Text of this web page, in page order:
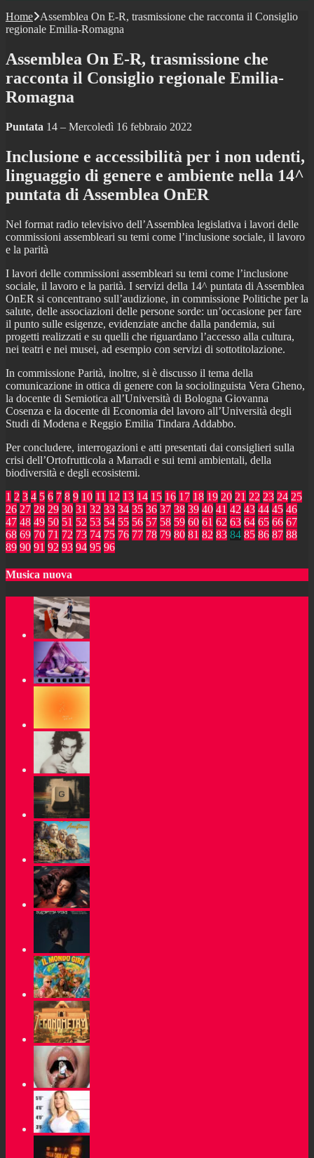
Home
Assemblea On E-R, trasmissione che racconta il Consiglio
regionale Emilia-Romagna
Assemblea On E-R, trasmissione che
racconta il Consiglio regionale Emilia-
Romagna
Puntata 14 – Mercoledì 16 febbraio 2022
Inclusione e accessibilità per i non udenti,
linguaggio di genere e ambiente nella 14^
puntata di Assemblea OnER
Nel format radio televisivo dell’Assemblea legislativa i lavori delle
commissioni assembleari su temi come l’inclusione sociale, il lavoro
e la parità
I lavori delle commissioni assembleari su temi come l’inclusione
sociale, il lavoro e la parità. I servizi della 14^ puntata di Assemblea
OnER si concentrano sull’audizione, in commissione Politiche per la
salute, delle associazioni delle persone sorde: un’occasione per fare
il punto sulle esigenze, evidenziate anche dalla pandemia, sui
progetti realizzati e su quelli che riguardano l’accesso alla cultura,
nei teatri e nei musei, ad esempio con servizi di sottotitolazione.
In commissione Parità, inoltre, si è discusso il tema della
comunicazione in ottica di genere con la sociolinguista Vera Gheno,
la docente di Semiotica all’Università di Bologna Giovanna
Cosenza e la docente di Economia del lavoro all’Università degli
Studi di Modena e Reggio Emilia Tindara Addabbo.
Per concludere, interrogazioni e atti presentati dai consiglieri sulla
crisi dell’Ortofrutticola a Marradi e sui temi ambientali, della
biodiversità e degli ecosistemi.
1 2 3 4 5 6 7 8 9 10 11 12 13 14 15 16 17 18 19 20 21 22 23 24 25
26 27 28 29 30 31 32 33 34 35 36 37 38 39 40 41 42 43 44 45 46
47 48 49 50 51 52 53 54 55 56 57 58 59 60 61 62 63 64 65 66 67
68 69 70 71 72 73 74 75 76 77 78 79 80 81 82 83 84 85 86 87 88
89 90 91 92 93 94 95 96
Musica nuova